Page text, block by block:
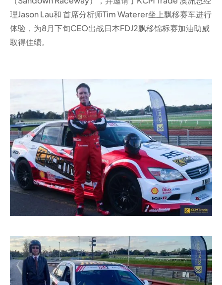
理Jason Lau和 首席分析师Tim Waterer坐上飘移赛车进行
体验，为8月下旬CEO出战日本FDJ2飘移锦标赛加油助威
取得佳绩。